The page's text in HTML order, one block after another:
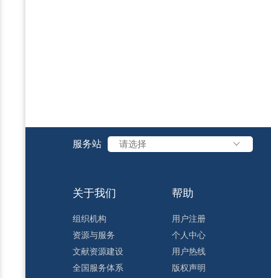
服务站 请选择
关于我们
组织机构
资源与服务
文献资源建设
全国服务体系
帮助
用户注册
个人中心
用户热线
版权声明